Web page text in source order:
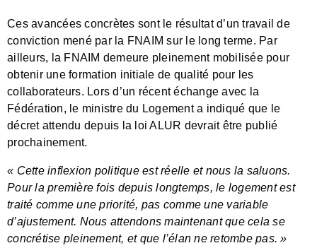
Ces avancées concrètes sont le résultat d’un travail de
conviction mené par la FNAIM sur le long terme. Par
ailleurs, la FNAIM demeure pleinement mobilisée pour
obtenir une formation initiale de qualité pour les
collaborateurs. Lors d’un récent échange avec la
Fédération, le ministre du Logement a indiqué que le
décret attendu depuis la loi ALUR devrait être publié
prochainement.
« Cette inflexion politique est réelle et nous la saluons.
Pour la première fois depuis longtemps, le logement est
traité comme une priorité, pas comme une variable
d’ajustement. Nous attendons maintenant que cela se
concrétise pleinement, et que l’élan ne retombe pas. »